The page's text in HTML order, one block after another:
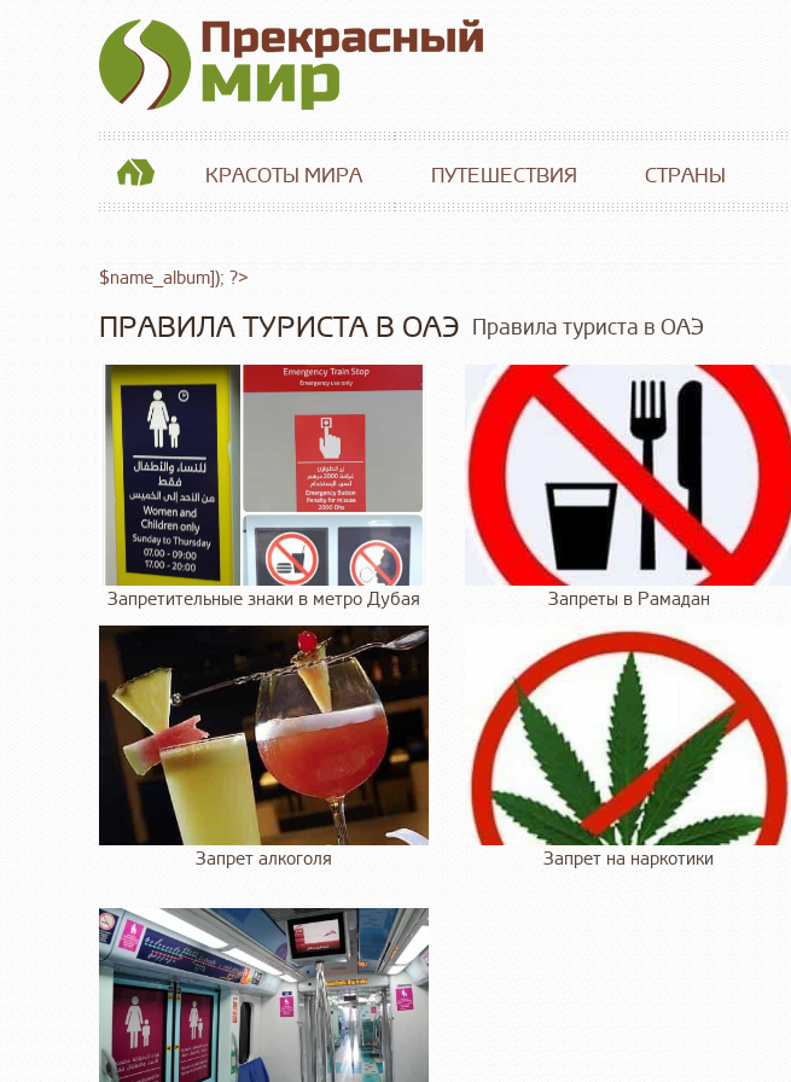
КРАСОТЫ МИРА ПУТЕШЕСТВИЯ СТРАНЫ
$name_album]); ?>
ПРАВИЛА ТУРИСТА В ОАЭ Правила туриста в ОАЭ
Запретительные знаки в метро Дубая Запреты в Рамадан
Запрет алкоголя Запрет на наркотики